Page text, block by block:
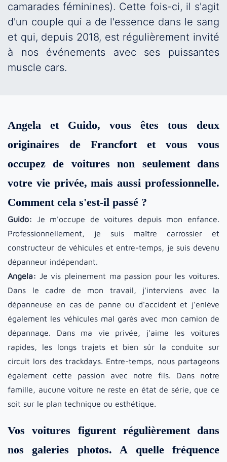
camarades féminines). Cette fois-ci, il s'agit
d'un couple qui a de l'essence dans le sang
et qui, depuis 2018, est régulièrement invité
à nos événements avec ses puissantes
muscle cars.
Angela et Guido, vous êtes tous deux
originaires de Francfort et vous vous
occupez de voitures non seulement dans
votre vie privée, mais aussi professionnelle.
Comment cela s'est-il passé ?
Guido: Je m'occupe de voitures depuis mon enfance.
Professionnellement, je suis maître carrossier et
constructeur de véhicules et entre-temps, je suis devenu
dépanneur indépendant.
Angela: Je vis pleinement ma passion pour les voitures.
Dans le cadre de mon travail, j'interviens avec la
dépanneuse en cas de panne ou d'accident et j'enlève
également les véhicules mal garés avec mon camion de
dépannage. Dans ma vie privée, j'aime les voitures
rapides, les longs trajets et bien sûr la conduite sur
circuit lors des trackdays. Entre-temps, nous partageons
également cette passion avec notre fils. Dans notre
famille, aucune voiture ne reste en état de série, que ce
soit sur le plan technique ou esthétique.
Vos voitures figurent régulièrement dans
nos galeries photos. A quelle fréquence